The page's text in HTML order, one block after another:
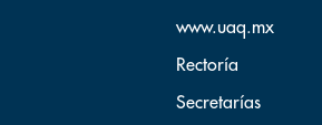
www.uaq.mx
Rectoría
Secretarías